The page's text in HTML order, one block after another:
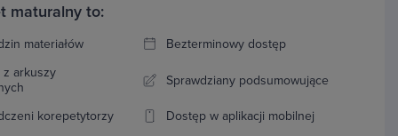
maturalny to:
materiałów
Bezterminowy dostęp
z arkuszy
Sprawdziany podsumowujące
korepetytorzy
Dostęp w aplikacji mobilnej